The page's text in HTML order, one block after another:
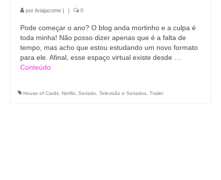
por liviajacome | | 0
Pode começar o ano? O blog anda mortinho e a culpa é
toda minha! Não posso dizer apenas que é a falta de
tempo, mas acho que estou estudando um novo formato
para ele. Afinal, esse espaço virtual existe desde …
Conteúdo
House of Cards Netflix Seriado Televisão e Seriados Trailer